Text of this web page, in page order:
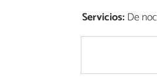
Servicios:De